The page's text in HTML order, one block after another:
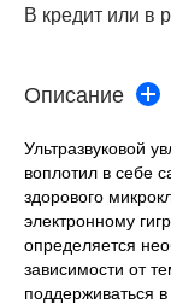
В кредит или в
Описание
Ультразвуковой
воплотил в себе
здорового
электронному
определяется
зависимости от
поддерживаться